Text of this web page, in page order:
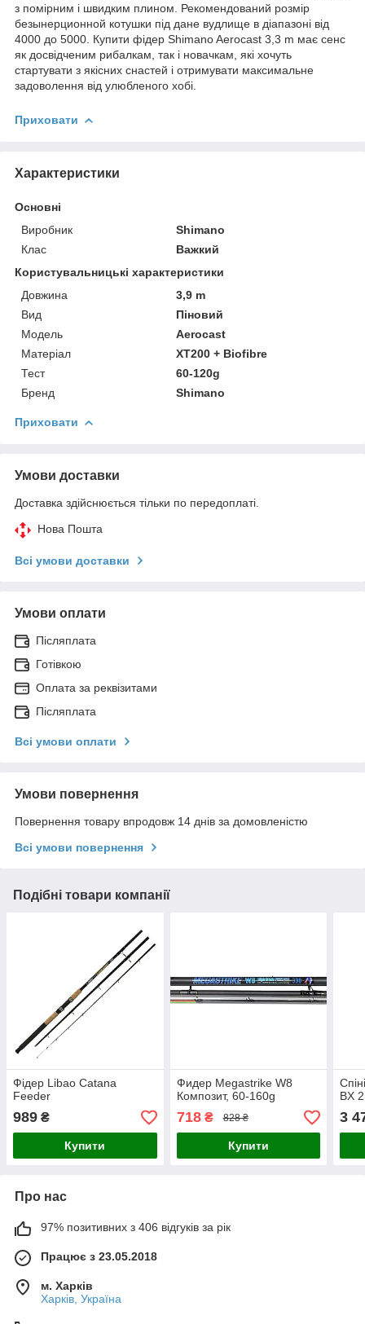
з помірним і швидким плином. Рекомендований розмір
безынерционной котушки під дане вудлище в діапазоні від
4000 до 5000. Купити фідер Shimano Aerocast 3,3 m має сенс
як досвідченим рибалкам, так і новачкам, які хочуть
стартувати з якісних снастей і отримувати максимальне
задоволення від улюбленого хобі.
Приховати
Характеристики
Основні
Виробник
Shimano
Клас
Важкий
Користувальницькі характеристики
Довжина
3,9 m
Вид
Піновий
Модель
Aerocast
Матеріал
XT200 + Biofibre
Тест
60-120g
Бренд
Shimano
Приховати
Умови доставки
Доставка здійснюється тільки по передоплаті.
Нова Пошта
Всі умови доставки
Умови оплати
Післяплата
Готівкою
Оплата за реквізитами
Післяплата
Всі умови оплати
Умови повернення
Повернення товару впродовж 14 днів за домовленістю
Всі умови повернення
Подібні товари компанії
Фідер Libao Catana
Feeder
989 ₴
Купити
Фидер Megastrike W8
Композит, 60-160g
718₴ 828 ₴
Купити
BX
3
Про нас
97% позитивних з 406 відгуків за рік
Працює з 23.05.2018
м. Харків
Харків, Україна